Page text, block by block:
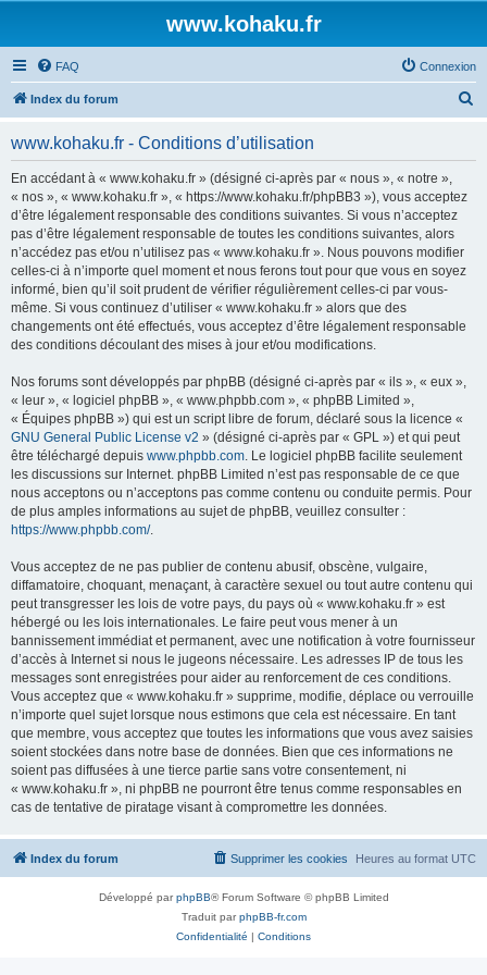
www.kohaku.fr
FAQ Connexion
Index du forum
www.kohaku.fr - Conditions d’utilisation
En accédant à « www.kohaku.fr » (désigné ci-après par « nous », « notre »,
« nos », « www.kohaku.fr », « https://www.kohaku.fr/phpBB3 »), vous acceptez
d’être légalement responsable des conditions suivantes. Si vous n’acceptez
pas d’être légalement responsable de toutes les conditions suivantes, alors
n’accédez pas et/ou n’utilisez pas « www.kohaku.fr ». Nous pouvons modifier
celles-ci à n’importe quel moment et nous ferons tout pour que vous en soyez
informé, bien qu’il soit prudent de vérifier régulièrement celles-ci par vous-
même. Si vous continuez d’utiliser « www.kohaku.fr » alors que des
changements ont été effectués, vous acceptez d’être légalement responsable
des conditions découlant des mises à jour et/ou modifications.
Nos forums sont développés par phpBB (désigné ci-après par « ils », « eux »,
« leur », « logiciel phpBB », « www.phpbb.com », « phpBB Limited »,
« Équipes phpBB ») qui est un script libre de forum, déclaré sous la licence «
GNU General Public License v2 » (désigné ci-après par « GPL ») et qui peut
être téléchargé depuis www.phpbb.com. Le logiciel phpBB facilite seulement
les discussions sur Internet. phpBB Limited n’est pas responsable de ce que
nous acceptons ou n’acceptons pas comme contenu ou conduite permis. Pour
de plus amples informations au sujet de phpBB, veuillez consulter :
https://www.phpbb.com/.
Vous acceptez de ne pas publier de contenu abusif, obscène, vulgaire,
diffamatoire, choquant, menaçant, à caractère sexuel ou tout autre contenu qui
peut transgresser les lois de votre pays, du pays où « www.kohaku.fr » est
hébergé ou les lois internationales. Le faire peut vous mener à un
bannissement immédiat et permanent, avec une notification à votre fournisseur
d’accès à Internet si nous le jugeons nécessaire. Les adresses IP de tous les
messages sont enregistrées pour aider au renforcement de ces conditions.
Vous acceptez que « www.kohaku.fr » supprime, modifie, déplace ou verrouille
n’importe quel sujet lorsque nous estimons que cela est nécessaire. En tant
que membre, vous acceptez que toutes les informations que vous avez saisies
soient stockées dans notre base de données. Bien que ces informations ne
soient pas diffusées à une tierce partie sans votre consentement, ni
« www.kohaku.fr », ni phpBB ne pourront être tenus comme responsables en
cas de tentative de piratage visant à compromettre les données.
Index du forum Heures au format UTC
Supprimer les cookies
Développé parphpBB® Forum Software © phpBB Limited
Traduit parphpBB-fr.com
Confidentialité | Conditions